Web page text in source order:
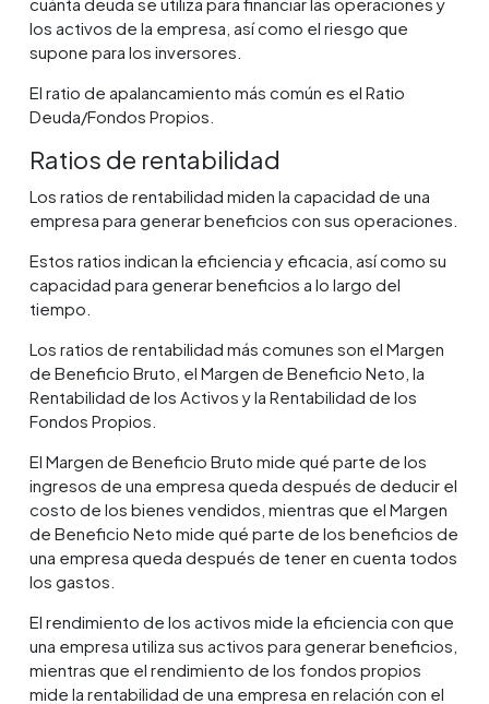
los activos de la empresa, así como el riesgo que
supone para los inversores.
El ratio de apalancamiento más común es el Ratio
Deuda/Fondos Propios.
Ratios de rentabilidad
Los ratios de rentabilidad miden la capacidad de una
empresa para generar beneficios con sus operaciones.
Estos ratios indican la eficiencia y eficacia, así como su
capacidad para generar beneficios a lo largo del
tiempo.
Los ratios de rentabilidad más comunes son el Margen
de Beneficio Bruto, el Margen de Beneficio Neto, la
Rentabilidad de los Activos y la Rentabilidad de los
Fondos Propios.
El Margen de Beneficio Bruto mide qué parte de los
ingresos de una empresa queda después de deducir el
costo de los bienes vendidos, mientras que el Margen
de Beneficio Neto mide qué parte de los beneficios de
una empresa queda después de tener en cuenta todos
los gastos.
El rendimiento de los activos mide la eficiencia con que
una empresa utiliza sus activos para generar beneficios,
mientras que el rendimiento de los fondos propios
mide la rentabilidad de una empresa en relación con el